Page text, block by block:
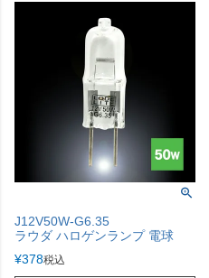
J12V50W-G6.35
ラウダ ハロゲンランプ 電球
¥378税込